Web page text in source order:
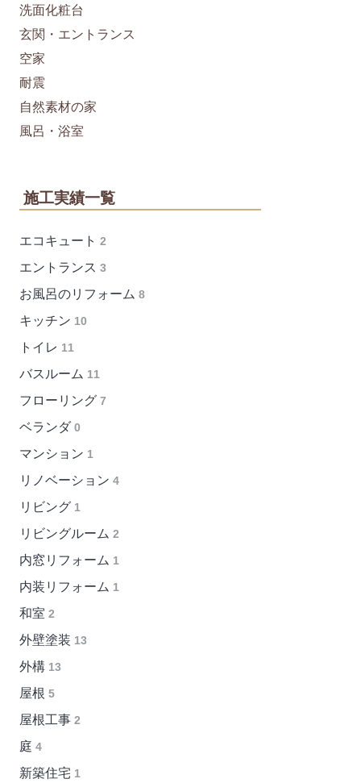
洗面化粧台
玄関・エントランス
空家
耐震
自然素材の家
風呂・浴室
施工実績一覧
エコキュート 2
エントランス 3
お風呂のリフォーム 8
キッチン 10
トイレ 11
バスルーム 11
フローリング 7
ベランダ 0
マンション 1
リノベーション 4
リビング 1
リビングルーム 2
内窓リフォーム 1
内装リフォーム 1
和室 2
外壁塗装 13
外構 13
屋根 5
屋根工事 2
庭 4
新築住宅 1